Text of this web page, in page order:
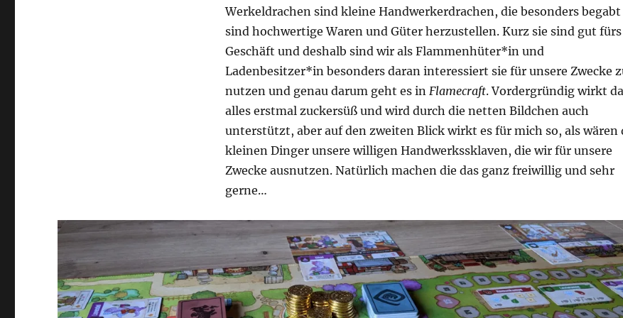
Werkeldrachen sind kleine Handwerkerdrachen, die besonders begabt
sind hochwertige Waren und Güter herzustellen. Kurz sie sind gut fürs
Geschäft und deshalb sind wir als Flammenhüter*in und
Ladenbesitzer*in besonders daran interessiert sie für unsere Zwecke
nutzen und genau darum geht es in Flamecraft. Vordergründig wirkt
alles erstmal zuckersüß und wird durch die netten Bildchen auch
unterstützt, aber auf den zweiten Blick wirkt es für mich so, als wären
kleinen Dinger unsere willigen Handwerkssklaven, die wir für unsere
Zwecke ausnutzen. Natürlich machen die das ganz freiwillig und sehr
gerne…